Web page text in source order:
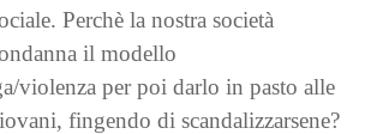
Perchè la nostra società
il modello
violenza per poi darlo in pasto alle
fingendo di scandalizzarsene?